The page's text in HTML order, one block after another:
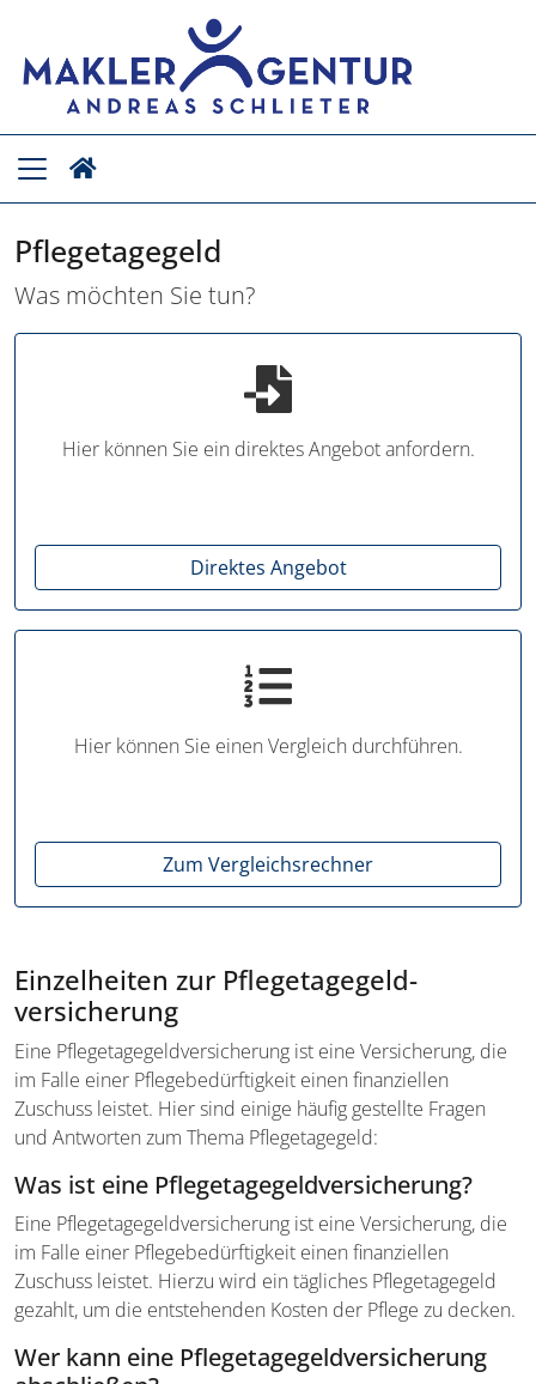
Pflegetagegeld
Was möchten Sie tun?
Hier können Sie ein direktes Angebot anfordern.
Direktes Angebot
Hier können Sie einen Vergleich durchführen.
Zum Vergleichsrechner
Einzelheiten zur Pflegetagegeld­
versicherung
Eine Pflegetagegeld­versicherung ist eine Versicherung, die
im Falle einer Pflegebedürftigkeit einen finanziellen
Zuschuss leistet. Hier sind einige häufig gestellte Fragen
und Antworten zum Thema Pflegetagegeld:
Was ist eine Pflegetagegeld­versicherung?
Eine Pflegetagegeld­versicherung ist eine Versicherung, die
im Falle einer Pflegebedürftigkeit einen finanziellen
Zuschuss leistet. Hierzu wird ein tägliches Pflegetagegeld
gezahlt, um die entstehenden Kosten der Pflege zu decken.
Wer kann eine Pflegetagegeld­versicherung